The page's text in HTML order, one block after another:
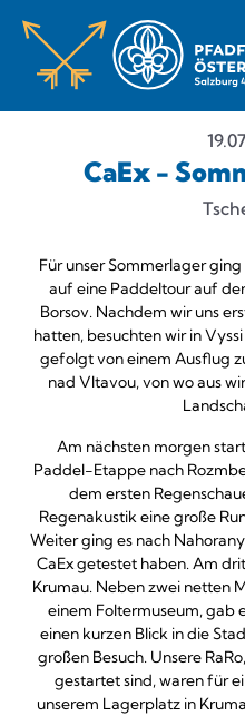
CaEx -
Für unser Sommerlager ging
auf eine Paddeltour auf
Borsov. Nachdem wir uns
hatten, besuchten wir in
gefolgt von einem Ausflug
nad Vltavou, von wo aus
Am nächsten morgen
Paddel-Etappe nach
dem ersten
Regenakustik eine große
Weiter ging es nach
CaEx getestet haben. Am
Krumau. Neben zwei netten
einem Foltermuseum, gab
einen kurzen Blick in die
großen Besuch. Unsere
gestartet sind, waren für
unserem Lagerplatz in